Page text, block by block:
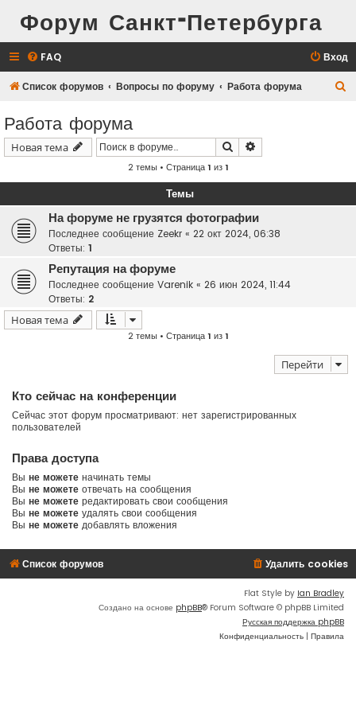
Форум Санкт-Петербурга
FAQ Вход
Список форумов Вопросы по форуму Работа форума
Работа форума
Новая тема Поиск
2 темы • Страница1 из1
Темы
На форуме не грузятся фотографии
Последнее сообщение Zeekr « 22 окт 2024, 06:38
Ответы: 1
Репутация на форуме
Последнее сообщение Varenik « 26 июн 2024, 11:44
Ответы: 2
Новая тема
2 темы • Страница1 из1
Перейти
Кто сейчас на конференции
Сейчас этот форум просматривают: нет зарегистрированных
пользователей
Права доступа
Вы не можете начинать темы
Вы не можете отвечать на сообщения
Вы не можете редактировать свои сообщения
Вы не можете удалять свои сообщения
Вы не можете добавлять вложения
Список форумов Удалить cookies
Flat Style by Ian Bradley
Создано на основе phpBB® Forum Software © phpBB Limited
Русская поддержка phpBB
Конфиденциальность | Правила